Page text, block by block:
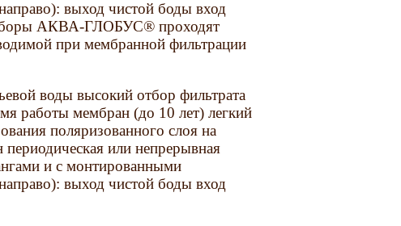
выход чистой боды вход
АКВА-ГЛОБУС® проходят
при мембранной фильтрации
воды высокий отбор фильтрата
работы мембран (до 10 лет) легкий
поляризованного слоя на
или непрерывная
и с монтированными
выход чистой боды вход